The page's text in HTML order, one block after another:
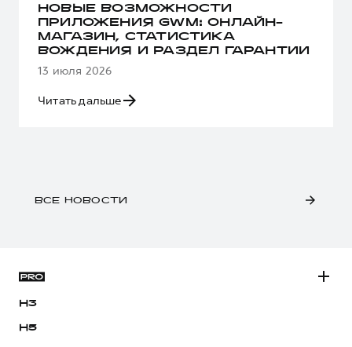
НОВЫЕ ВОЗМОЖНОСТИ
ПРИЛОЖЕНИЯ GWM: ОНЛАЙН-
МАГАЗИН, СТАТИСТИКА
ВОЖДЕНИЯ И РАЗДЕЛ ГАРАНТИИ
13 июля 2026
Читать дальше
ВСЕ НОВОСТИ
H3
H5